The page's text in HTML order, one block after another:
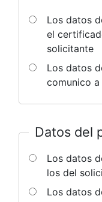
Los datos
el
solicitante
Los datos
comunico
Datos del
Los datos
los del
Los datos